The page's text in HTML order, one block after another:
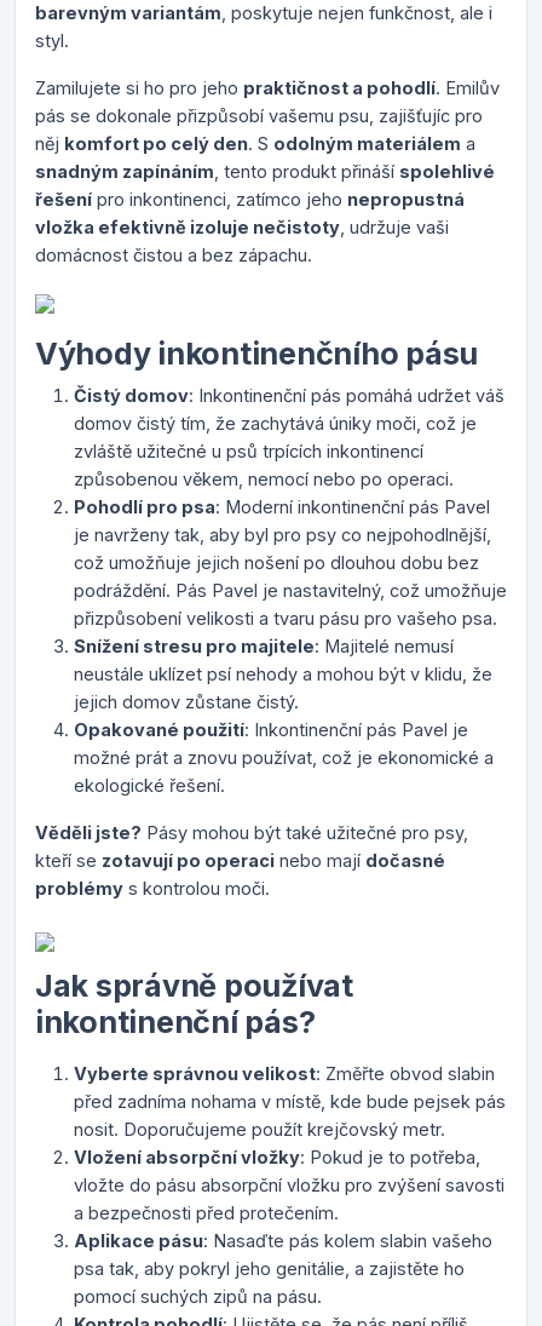
barevným variantám , poskytuje nejen funkčnost, ale i
styl.
Zamilujete si ho pro jeho praktičnost a pohodlí. Emilův
pás se dokonale přizpůsobí vašemu psu, zajišťujíc pro
něj komfort po celý den. S odolným materiálem a
snadným zapínáním , tento produkt přináší spolehlivé
řešení pro inkontinenci, zatímco jeho nepropustná
vložka efektivně izoluje nečistoty , udržuje vaši
domácnost čistou a bez zápachu.
Výhody inkontinenčního pásu
Čistý domov: Inkontinenční pás pomáhá udržet váš
domov čistý tím, že zachytává úniky moči, což je
zvláště užitečné u psů trpících inkontinencí
způsobenou věkem, nemocí nebo po operaci.
Pohodlí pro psa: Moderní inkontinenční pás Pavel
je navrženy tak, aby byl pro psy co nejpohodlnější,
což umožňuje jejich nošení po dlouhou dobu bez
podráždění. Pás Pavel je nastavitelný, což umožňuje
přizpůsobení velikosti a tvaru pásu pro vašeho psa.
Snížení stresu pro majitele: Majitelé nemusí
neustále uklízet psí nehody a mohou být v klidu, že
jejich domov zůstane čistý.
Opakované použití: Inkontinenční pás Pavel je
možné prát a znovu používat, což je ekonomické a
ekologické řešení.
Věděli jste? Pásy mohou být také užitečné pro psy,
kteří se zotavují po operaci nebo mají dočasné
problémy s kontrolou moči.
Jak správně používat
inkontinenční pás?
Vyberte správnou velikost: Změřte obvod slabin
před zadníma nohama v místě, kde bude pejsek pás
nosit. Doporučujeme použít krejčovský metr.
Vložení absorpční vložky: Pokud je to potřeba,
vložte do pásu absorpční vložku pro zvýšení savosti
a bezpečnosti před protečením.
Aplikace pásu: Nasaďte pás kolem slabin vašeho
psa tak, aby pokryl jeho genitálie, a zajistěte ho
pomocí suchých zipů na pásu.